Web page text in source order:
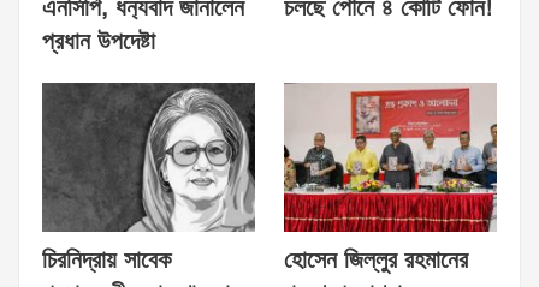
এনসিপি, ধন‍্যবাদ জানালেন
প্রধান উপদেষ্টা
চলছে পৌনে ৪ কোটি ফোন!
চিরনিদ্রায় সাবেক
হোসেন জিল্লুর রহমানের